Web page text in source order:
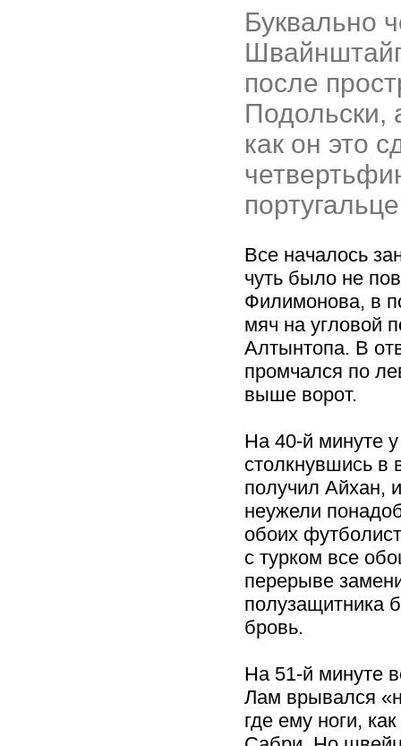
Буквально
после
Подольски,
как он это
Все началось
чуть было не
Филимонова, в
мяч на угловой
Алтынтопа. В
промчался по
выше ворот.
На 40-й минуте
столкнувшись в
получил Айхан,
неужели
обоих
с турком все
перерыве
полузащитника
бровь.
На 51-й минуте
Лам врывался
где ему ноги,